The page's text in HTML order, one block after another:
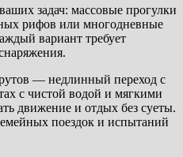
задач: массовые прогулки
рифов или многодневные
вариант требует
— недлинный переход с
с чистой водой и мягкими
движение и отдых без суеты.
поездок и испытаний